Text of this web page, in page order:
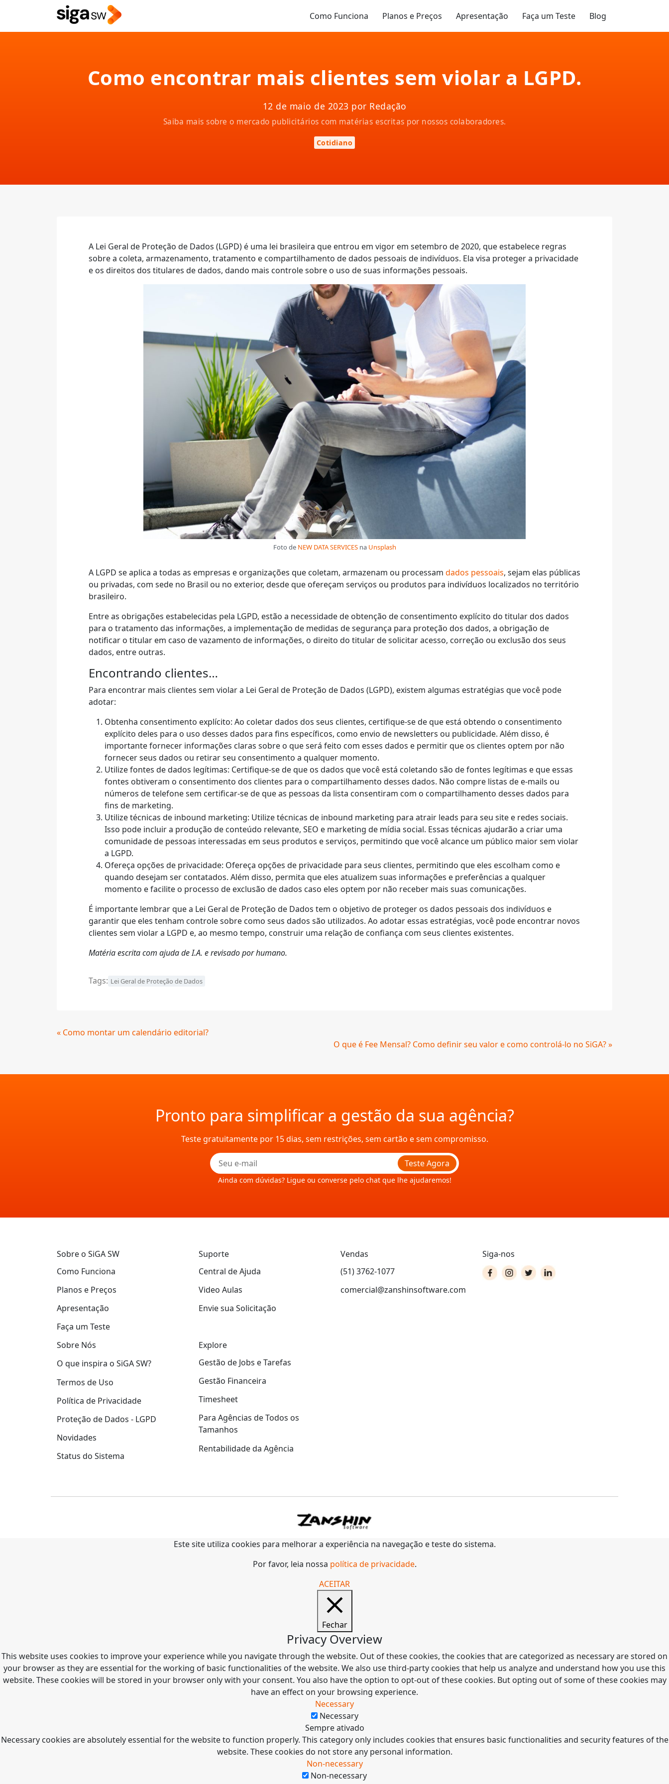
Como Funciona Planos e Preços Apresentação Faça um Teste Blog
Como encontrar mais clientes sem violar a LGPD.
12 de maio de 2023 por Redação
Saiba mais sobre o mercado publicitários com matérias escritas por nossos colaboradores.
Cotidiano
A Lei Geral de Proteção de Dados (LGPD) é uma lei brasileira que entrou em vigor em setembro de 2020, que estabelece regras
sobre a coleta, armazenamento, tratamento e compartilhamento de dados pessoais de indivíduos. Ela visa proteger a privacidade
e os direitos dos titulares de dados, dando mais controle sobre o uso de suas informações pessoais.
Foto de NEW DATA SERVICESna Unsplash
A LGPD se aplica a todas as empresas e organizações que coletam, armazenam ou processam dados pessoais, sejam elas públicas
ou privadas, com sede no Brasil ou no exterior, desde que ofereçam serviços ou produtos para indivíduos localizados no território
brasileiro.
Entre as obrigações estabelecidas pela LGPD, estão a necessidade de obtenção de consentimento explícito do titular dos dados
para o tratamento das informações, a implementação de medidas de segurança para proteção dos dados, a obrigação de
notificar o titular em caso de vazamento de informações, o direito do titular de solicitar acesso, correção ou exclusão dos seus
dados, entre outras.
Encontrando clientes…
Para encontrar mais clientes sem violar a Lei Geral de Proteção de Dados (LGPD), existem algumas estratégias que você pode
adotar:
Obtenha consentimento explícito: Ao coletar dados dos seus clientes, certifique-se de que está obtendo o consentimento
explícito deles para o uso desses dados para fins específicos, como envio de newsletters ou publicidade. Além disso, é
importante fornecer informações claras sobre o que será feito com esses dados e permitir que os clientes optem por não
fornecer seus dados ou retirar seu consentimento a qualquer momento.
Utilize fontes de dados legítimas: Certifique-se de que os dados que você está coletando são de fontes legítimas e que essas
fontes obtiveram o consentimento dos clientes para o compartilhamento desses dados. Não compre listas de e-mails ou
números de telefone sem certificar-se de que as pessoas da lista consentiram com o compartilhamento desses dados para
fins de marketing.
Utilize técnicas de inbound marketing: Utilize técnicas de inbound marketing para atrair leads para seu site e redes sociais.
Isso pode incluir a produção de conteúdo relevante, SEO e marketing de mídia social. Essas técnicas ajudarão a criar uma
comunidade de pessoas interessadas em seus produtos e serviços, permitindo que você alcance um público maior sem violar
a LGPD.
Ofereça opções de privacidade: Ofereça opções de privacidade para seus clientes, permitindo que eles escolham como e
quando desejam ser contatados. Além disso, permita que eles atualizem suas informações e preferências a qualquer
momento e facilite o processo de exclusão de dados caso eles optem por não receber mais suas comunicações.
É importante lembrar que a Lei Geral de Proteção de Dados tem o objetivo de proteger os dados pessoais dos indivíduos e
garantir que eles tenham controle sobre como seus dados são utilizados. Ao adotar essas estratégias, você pode encontrar novos
clientes sem violar a LGPD e, ao mesmo tempo, construir uma relação de confiança com seus clientes existentes.
Matéria escrita com ajuda de I.A. e revisado por humano.
Tags: Lei Geral de Proteção de Dados
Continue
« Como montar um calendário editorial?
O que é Fee Mensal? Como definir seu valor e como controlá-lo no SiGA? »
Pronto para simplificar a gestão da sua agência?
Teste gratuitamente por 15 dias, sem restrições, sem cartão e sem compromisso.
Teste Agora
Ainda com dúvidas? Ligue ou converse pelo chat que lhe ajudaremos!
Sobre o SiGA SW
Como Funciona
Planos e Preços
Apresentação
Faça um Teste
Sobre Nós
O que inspira o SiGA SW?
Termos de Uso
Política de Privacidade
Proteção de Dados - LGPD
Novidades
Status do Sistema
Suporte
Central de Ajuda
Video Aulas
Envie sua Solicitação
Explore
Gestão de Jobs e Tarefas
Gestão Financeira
Timesheet
Para Agências de Todos os
Tamanhos
Rentabilidade da Agência
Vendas
(51) 3762-1077
comercial@zanshinsoftware.com
Siga-nos
Este site utiliza cookies para melhorar a experiência na navegação e teste do sistema.
Por favor, leia nossa política de privacidade.
ACEITAR
Fechar
Privacy Overview
This website uses cookies to improve your experience while you navigate through the website. Out of these cookies, the cookies that are categorized as necessary are stored on
your browser as they are essential for the working of basic functionalities of the website. We also use third-party cookies that help us analyze and understand how you use this
website. These cookies will be stored in your browser only with your consent. You also have the option to opt-out of these cookies. But opting out of some of these cookies may
have an effect on your browsing experience.
Necessary
Necessary
Sempre ativado
Necessary cookies are absolutely essential for the website to function properly. This category only includes cookies that ensures basic functionalities and security features of the
website. These cookies do not store any personal information.
Non-necessary
Non-necessary